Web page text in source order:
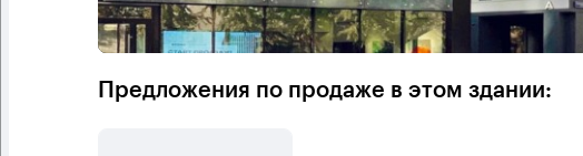
Предложения по продаже в этом здании: